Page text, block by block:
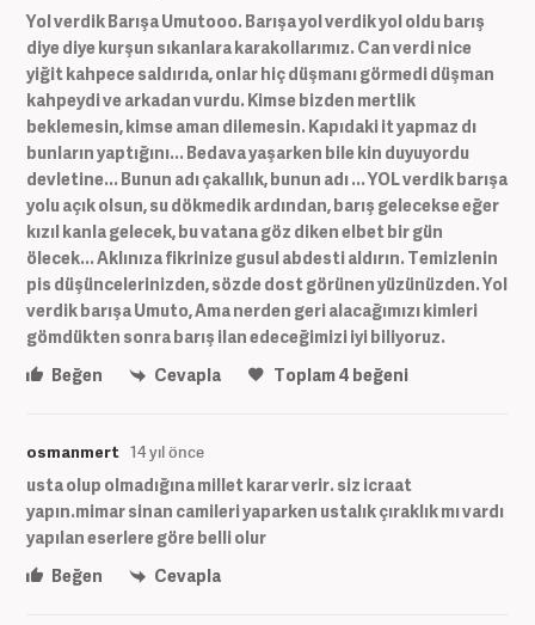
Yol verdik Barışa Umutooo. Barışa yol verdik yol oldu barış
diye diye kurşun sıkanlara karakollarımız. Can verdi nice
yiğit kahpece saldırıda, onlar hiç düşmanı görmedi düşman
kahpeydi ve arkadan vurdu. Kimse bizden mertlik
beklemesin, kimse aman dilemesin. Kapıdaki it yapmaz dı
bunların yaptığını... Bedava yaşarken bile kin duyuyordu
devletine... Bunun adı çakallık, bunun adı ... YOL verdik barışa
yolu açık olsun, su dökmedik ardından, barış gelecekse eğer
kızıl kanla gelecek, bu vatana göz diken elbet bir gün
ölecek... Aklınıza fikrinize gusul abdesti aldırın. Temizlenin
pis düşüncelerinizden, sözde dost görünen yüzünüzden. Yol
verdik barışa Umuto, Ama nerden geri alacağımızı kimleri
gömdükten sonra barış ilan edeceğimizi iyi biliyoruz.
Beğen
Cevapla Toplam4 beğeni
osmanmert 14 yıl önce
usta olup olmadığına millet karar verir. siz icraat
yapın.mimar sinan camileri yaparken ustalık çıraklık mı vardı
yapılan eserlere göre belli olur
Beğen
Cevapla